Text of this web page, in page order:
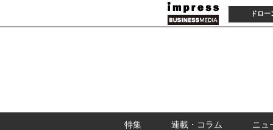
ドロー
特集 連載・コラム ニュ